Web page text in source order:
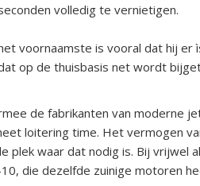
volledig te vernietigen.
voornaamste is vooral dat hij
op de thuisbasis net wordt
de fabrikanten van moderne
loitering time. Het vermogen
plek waar dat nodig is. Bij vrijwel
die dezelfde zuinige motoren